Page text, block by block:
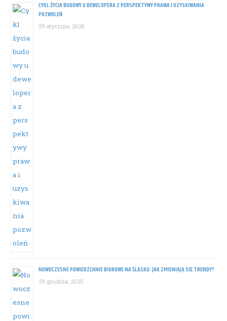
CYKL ŻYCIA BUDOWY U DEWELOPERA Z PERSPEKTYWY PRAWA I UZYSKIWANIA
POZWOLEŃ
29 stycznia, 2026
NOWOCZESNE POWIERZCHNIE BIUROWE NA ŚLĄSKU: JAK ZMIENIAJĄ SIĘ TRENDY?
29 grudnia, 2025